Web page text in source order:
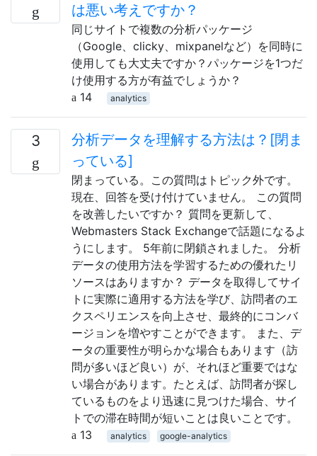
は悪い考えですか？
同じサイトで複数の分析パッケージ
（Google、clicky、mixpanelなど）を同時に
使用しても大丈夫ですか？パッケージを1つだ
け使用する方が有益でしょうか？
14
analytics
3
分析データを理解する方法は？[閉ま
っている]
閉まっている。この質問はトピック外です。
現在、回答を受け付けていません。 この質問
を改善したいですか？ 質問を更新して、
Webmasters Stack Exchangeで話題になるよ
うにします。 5年前に閉鎖されました。 分析
データの使用方法を学習するための優れたリ
ソースはありますか？ データを取得してサイ
トに実際に適用する方法を学び、訪問者のエ
クスペリエンスを向上させ、最終的にコンバ
ージョンを増やすことができます。 また、デ
ータの重要性が明らかな場合もあります（訪
問が多いほど良い）が、それほど重要ではな
い場合があります。たとえば、訪問者が探し
ているものをより迅速に見つけた場合、サイ
トでの滞在時間が短いことは良いことです。
13
analytics google-analytics